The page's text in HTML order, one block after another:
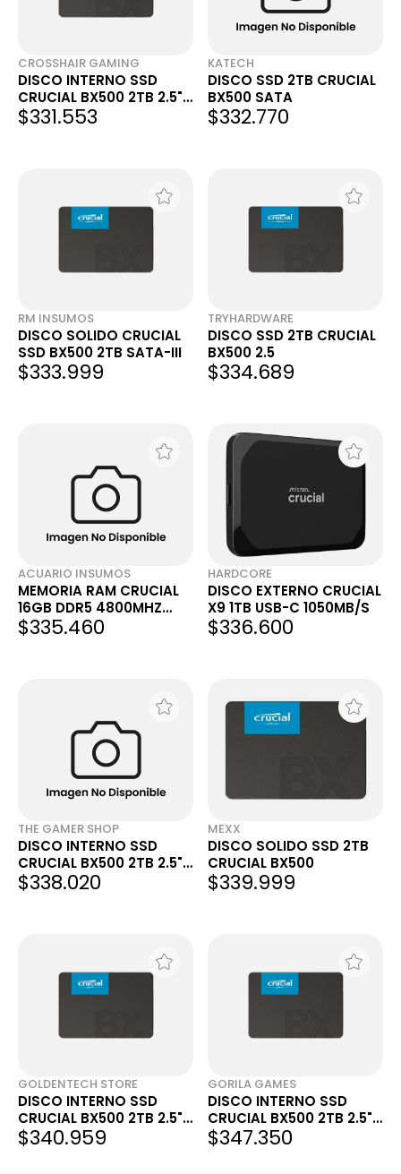
CROSSHAIR GAMING
DISCO INTERNO SSD
CRUCIAL BX500 2TB 2.5"
SATA 3.0 540MB/S
$331.553
KATECH
DISCO SSD 2TB CRUCIAL
BX500 SATA
$332.770
RM INSUMOS
DISCO SOLIDO CRUCIAL
SSD BX500 2TB SATA-III
$333.999
TRYHARDWARE
DISCO SSD 2TB CRUCIAL
BX500 2.5
$334.689
ACUARIO INSUMOS
MEMORIA RAM CRUCIAL
16GB DDR5 4800MHZ
SODIMM
$335.460
HARDCORE
DISCO EXTERNO CRUCIAL
X9 1TB USB-C 1050MB/S
$336.600
THE GAMER SHOP
DISCO INTERNO SSD
CRUCIAL BX500 2TB 2.5"
SATA 3.0 540MB/S
$338.020
MEXX
DISCO SOLIDO SSD 2TB
CRUCIAL BX500
$339.999
GOLDENTECH STORE
DISCO INTERNO SSD
CRUCIAL BX500 2TB 2.5"
SATA 3.0 540MB/S
$340.959
GORILA GAMES
DISCO INTERNO SSD
CRUCIAL BX500 2TB 2.5"
SATA 3.0 540MB/S
$347.350